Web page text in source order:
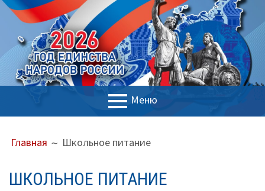
Меню
МЕНЮ
Наш коллектив
НА
(ХЛЕБНЫЕ
Главная Школьное питание
ШКОЛЬНОЕ ПИТАНИЕ